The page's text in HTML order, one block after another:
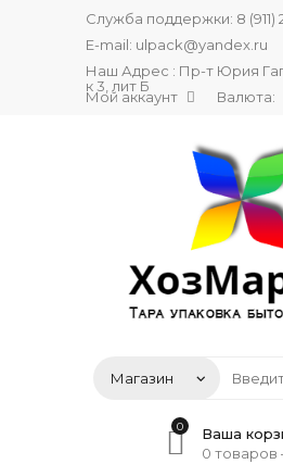
Служба поддержки: 8
E-mail: ulpack@yandex.ru
Наш Адрес : Пр-т Юрия
к 3, лит Б
Мой аккаунт Валюта:
0
Ваша
0